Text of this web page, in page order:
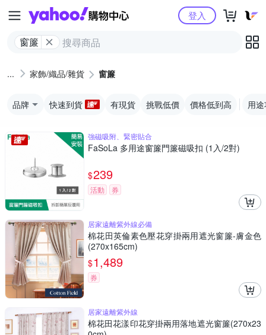
Yahoo購物中心
窗簾
登入
家飾/織品/雜貨 窗簾
品牌 快速到貨 有現貨 挑戰低價 價格低到高 用
強磁吸附、緊密貼合
FaSoLa 多用途窗簾門簾磁吸扣 (1入/2對)
$239
活動 券
居家遠離紫外線必備
棉花田英倫素色壓花穿掛兩用遮光窗簾-膚金色
(270x165cm)
$1,489
券
居家遠離紫外線
棉花田花漾印花穿掛兩用落地遮光窗簾(270x23